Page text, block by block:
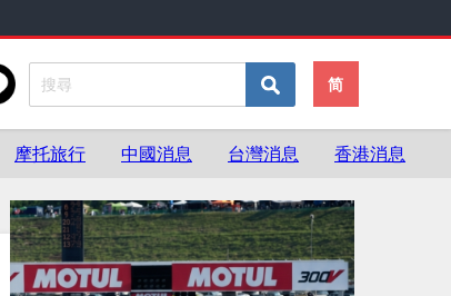
简
摩托旅行 中國消息 台灣消息 香港消息